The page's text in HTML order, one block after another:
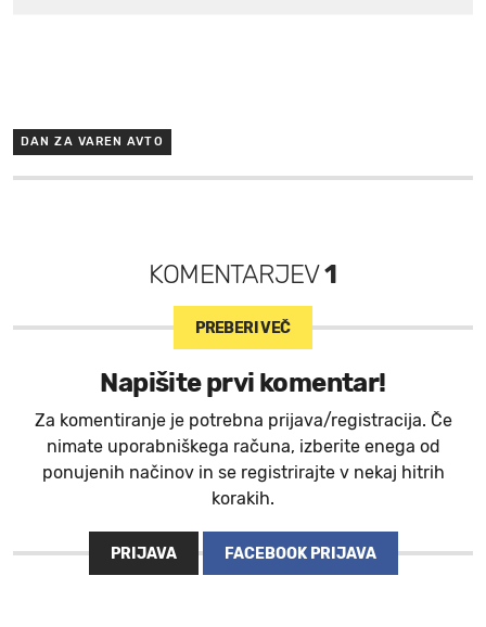
DAN ZA VAREN AVTO
KOMENTARJEV1
PREBERI VEČ
Napišite prvi komentar!
Za komentiranje je potrebna prijava/registracija. Če
nimate uporabniškega računa, izberite enega od
ponujenih načinov in se registrirajte v nekaj hitrih
korakih.
PRIJAVA FACEBOOK PRIJAVA